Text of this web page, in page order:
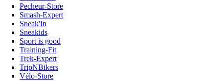
Pecheur-Store
Smash-Expert
Sneak'In
Sneakids
Sport is good
Training-Fit
Trek-Expert
TripNBikers
Vélo-Store